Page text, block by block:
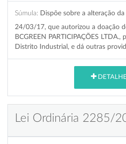
Súmula: Dispõe sobre a alteração
24/03/17, que autorizou a doação
BCGREEN PARTICIPAÇÕES
Distrito Industrial, e dá outras
Lei Ordinária 2285/